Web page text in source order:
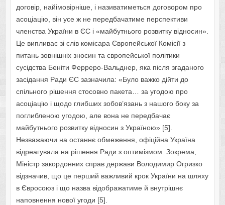
договір, найімовірніше, і називатиметься договором про
асоціацію, він усе ж не передбачатиме перспективи
членства України в ЄС і «майбутнього розвитку відносин».
Це випливає зі слів комісара Європейської Комісії з
питань зовнішніх зносин та європейської політики
сусідства Беніти Ферреро-Вальднер, яка після згаданого
засідання Ради ЄС зазначила: «Було важко дійти до
спільного рішення стосовно пакета… за угодою про
асоціацію і щодо глибших зобов’язань з нашого боку за
поглибленою угодою, але вона не передбачає
майбутнього розвитку відносин з Україною» [5].
Незважаючи на останнє обмеження, офіційна Україна
відреагувала на рішення Ради з оптимізмом. Зокрема,
Міністр закордонних справ держави Володимир Огризко
відзначив, що це перший важливий крок України на шляху
в Євросоюз і що назва відображатиме й внутрішнє
наповнення нової угоди [5].